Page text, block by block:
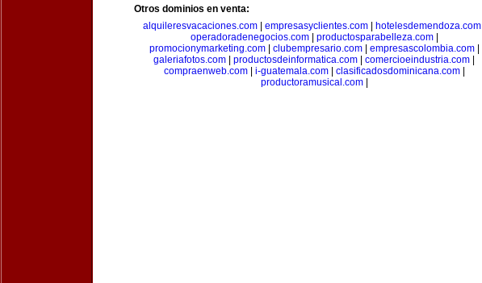
Otros dominios en venta:
alquileresvacaciones.com| empresasyclientes.com| hotelesdemendoza.com|
operadoradenegocios.com| productosparabelleza.com|
promocionymarketing.com| clubempresario.com| empresascolombia.com|
galeriafotos.com
productosdeinformatica.com comercioeindustria.com
compraenweb.com| i-guatemala.com| clasificadosdominicana.com|
productoramusical.com|